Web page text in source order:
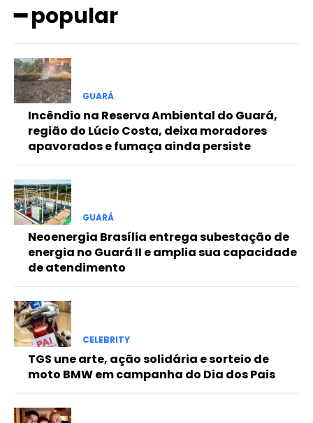
━ pricing plans
Free
Included for free:
Praesent euismod ac
Ut mollis pellentesque tortor
Nullam eu erat condimentum
Donec quis est ac felis
Orci varius natoque dolor
Pro
Full member access:
Etiam est nibh, lobortis sit
Ut mollis pellentesque tortor
━ popular
GUARÁ
Incêndio na Reserva Ambiental do Guará,
região do Lúcio Costa, deixa moradores
apavorados e fumaça ainda persiste
GUARÁ
Neoenergia Brasília entrega subestação de
energia no Guará II e amplia sua capacidade
de atendimento
CELEBRITY
TGS une arte, ação solidária e sorteio de
moto BMW em campanha do Dia dos Pais